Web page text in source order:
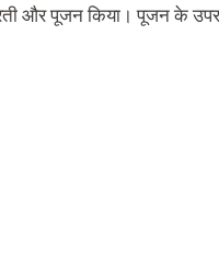
और पूजन किया। पूजन के